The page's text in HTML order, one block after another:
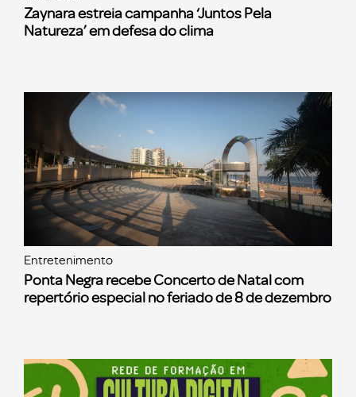
Zaynara estreia campanha ‘Juntos Pela
Natureza’ em defesa do clima
Entretenimento
Ponta Negra recebe Concerto de Natal com
repertório especial no feriado de 8 de dezembro